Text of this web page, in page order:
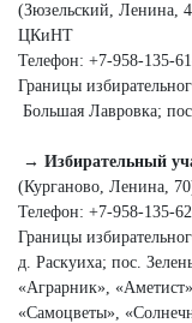
(Зюзельский, Ленина,
ЦКиНТ
Телефон:
Границы
Большая Лавровка;
→ Избирательный
(Курганово, Ленина,
Телефон:
Границы
д. Раскуиха; пос.
«Аграрник»,
«Самоцветы»,